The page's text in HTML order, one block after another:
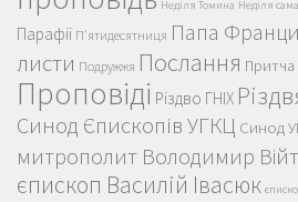
Неділя Томина Неділя
Парафії П'ятидесятниця Папа
листи Подружжя Послання Притча
Проповіді Різдво ГНІХ
Синод Єпископів УГКЦ Синод
митрополит Володимир
єпископ Василій Івасюк